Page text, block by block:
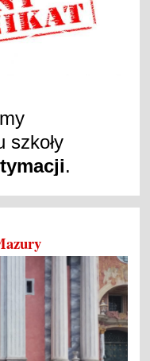
szkoły
.